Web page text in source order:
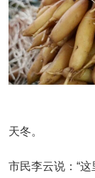
天冬。
市民李云说：“